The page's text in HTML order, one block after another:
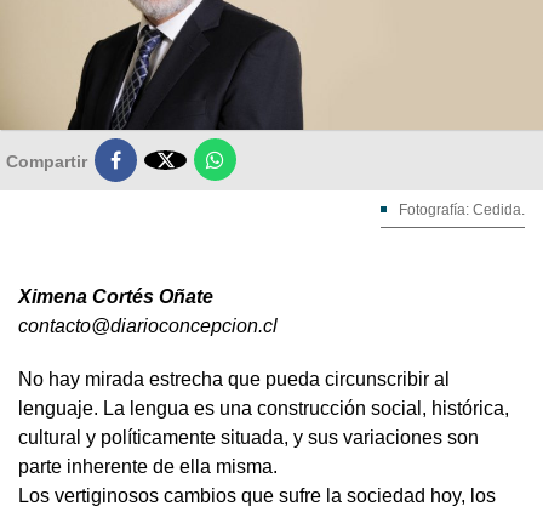
Compartir 
Fotografía: Cedida.
Ximena Cortés Oñate
contacto@diarioconcepcion.cl
No hay mirada estrecha que pueda circunscribir al
lenguaje. La lengua es una construcción social, histórica,
cultural y políticamente situada, y sus variaciones son
parte inherente de ella misma.
Los vertiginosos cambios que sufre la sociedad hoy, los